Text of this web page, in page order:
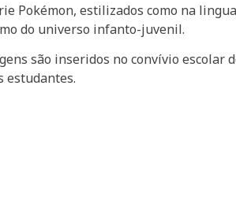
Pokémon, estilizados como na
do universo infanto-juvenil.
são inseridos no convívio
estudantes.